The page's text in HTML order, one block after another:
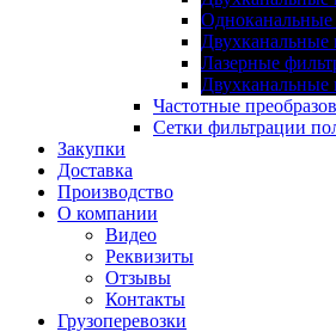
Одноканальные
Двухканальные
Лазерные
Частотные
Сетки фильтрации
Закупки
Доставка
Производство
О компании
Видео
Реквизиты
Отзывы
Контакты
Грузоперевозки